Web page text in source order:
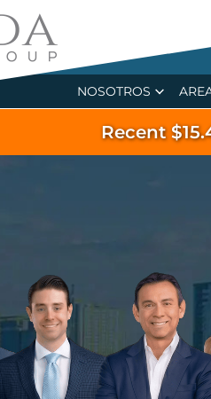
NOSOTROS
Recent